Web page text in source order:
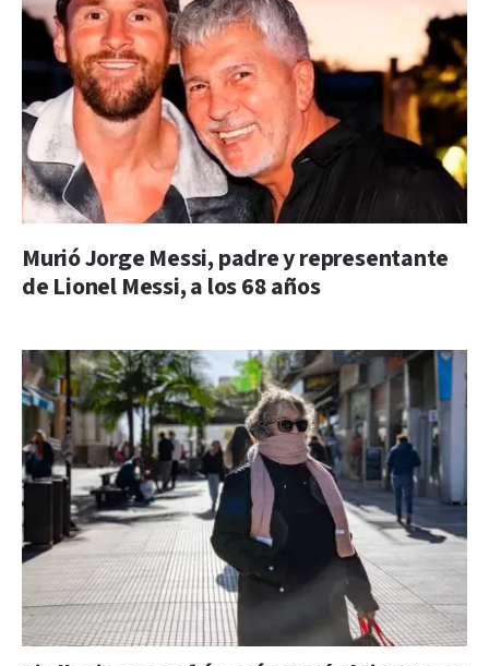
Murió Jorge Messi, padre y representante
de Lionel Messi, a los 68 años